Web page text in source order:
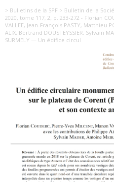
> Bulletins de la SPF > Bulletin de la
2020, tome 117, 2, p. 233-272 - Florian
VALLEE, Jean-François PASTY,
ALIX, Bertrand DOUSTEYSSIER, Sylvain
SURMELY — Un édifice circul